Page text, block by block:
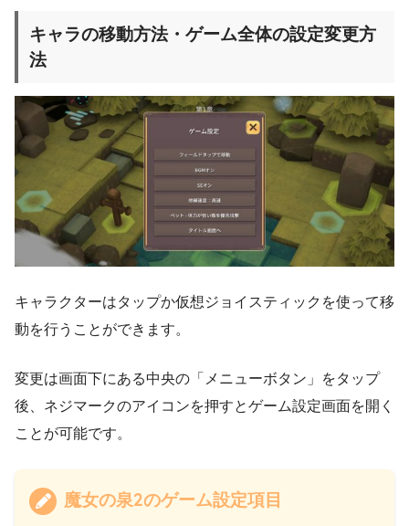
キャラの移動方法・ゲーム全体の設定変更方
法
キャラクターはタップか仮想ジョイスティックを使って移
動を行うことができます。
変更は画面下にある中央の「メニューボタン」をタップ
後、ネジマークのアイコンを押すとゲーム設定画面を開く
ことが可能です。
魔女の泉2のゲーム設定項目